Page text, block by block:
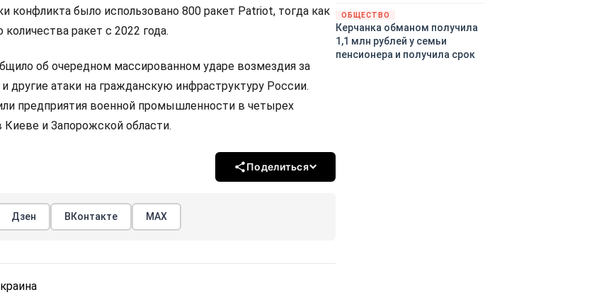
конфликта было использовано 800 ракет Patriot, тогда как
ракет с 2022 года.
об очередном массированном ударе возмездия за
другие атаки на гражданскую инфраструктуру России.
предприятия военной промышленности в четырех
и Запорожской области.
Поделиться
Дзен ВКонтакте МАХ
ОБЩЕСТВО
Керчанка обманом получила
1,1 млн рублей у семьи
пенсионера и получила срок